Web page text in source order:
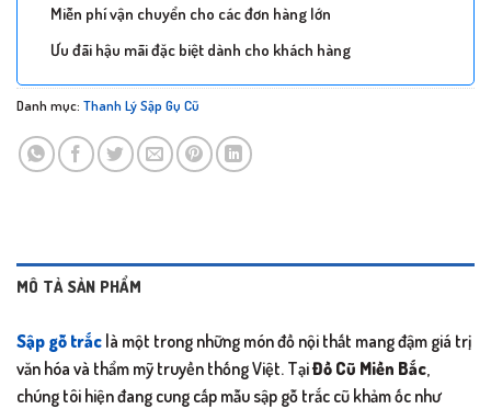
Miễn phí vận chuyển cho các đơn hàng lớn
Ưu đãi hậu mãi đặc biệt dành cho khách hàng
Danh mục: Thanh Lý Sập Gụ Cũ
MÔ TẢ SẢN PHẨM
Sập gỗ trắc là một trong những món đồ nội thất mang đậm giá trị
văn hóa và thẩm mỹ truyền thống Việt. TạiĐồ Cũ Miền Bắc,
chúng tôi hiện đang cung cấp mẫu sập gỗ trắc cũ khảm ốc như